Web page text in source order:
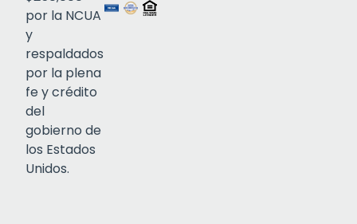
por la NCUA
y
respaldados
por la plena
fe y crédito
del
gobierno de
los Estados
Unidos.